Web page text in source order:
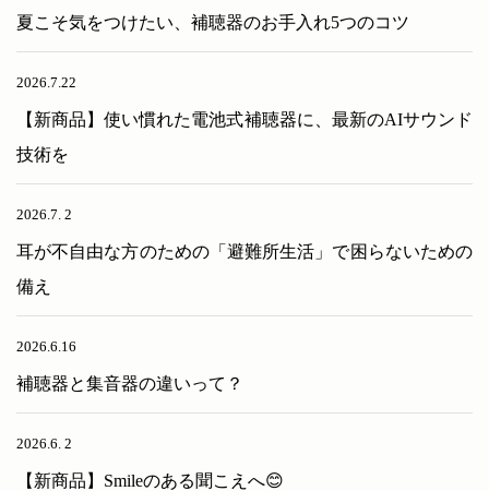
夏こそ気をつけたい、補聴器のお手入れ5つのコツ
2026.7.22
【新商品】使い慣れた電池式補聴器に、最新のAIサウンド
技術を
2026.7. 2
耳が不自由な方のための「避難所生活」で困らないための
備え
2026.6.16
補聴器と集音器の違いって？
2026.6. 2
【新商品】Smileのある聞こえへ😊